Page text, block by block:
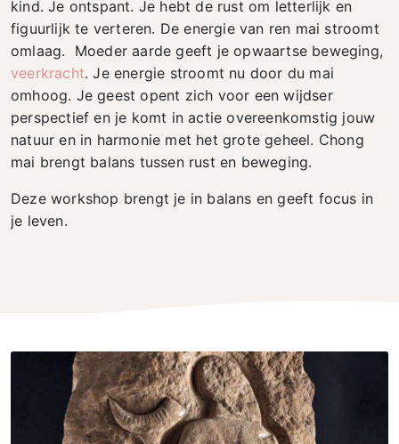
kind.Je ontspant. Je hebt de rust om letterlijk en
figuurlijk te verteren. De energie van ren mai stroomt
omlaag. Moeder aarde geeft je opwaartse beweging,
veerkracht. Je energie stroomt nu door du mai
omhoog. Je geest opent zich voor een wijdser
perspectief en je komt in actie overeenkomstig jouw
natuur en in harmonie met het grote geheel. Chong
mai brengt balans tussen rust en beweging.
Deze workshop brengt je in balans en geeft focus in
je leven.